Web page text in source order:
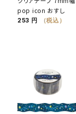
pop icon おすし
253 円 （税込）